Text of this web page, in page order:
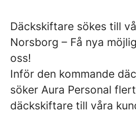
Däckskiftare sökes till
Norsborg – Få nya
oss!
Inför den kommande
söker Aura Personal
däckskiftare till våra